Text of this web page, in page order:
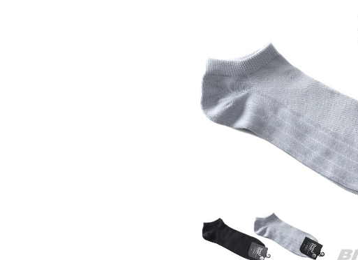
寄せ等により、お客様にご迷惑をお掛けしてしまう
限に努めておりますが、もしあった場合速やかにご
※【ボトムの裾上げをご希望の場合】
裾上げ料金は500円+税となります。
備考欄に股下●cmとご記入下さい。（裾上げ無料
1本5,999円以下の商品は有料（500円+税）となりま
出荷まで約1週間～20日間程お時間を頂く場合がござ
尚、裾上げした商品は返品・交換不可となりますの
一部、お直しに対応出来ない商品がございます。(
端なデザインが施されている等)
返品交換希望の方は、商品到着後1週間以内にご連絡
下着(肌着)やワイシャツは商品の性質上、返品交換